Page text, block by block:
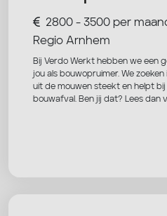
2800 - 3500 per
Regio Arnhem
Bij Verdo Werkt hebben we een
jou als bouwopruimer. We
uit de mouwen steekt en helpt
bouwafval. Ben jij dat? Lees dan